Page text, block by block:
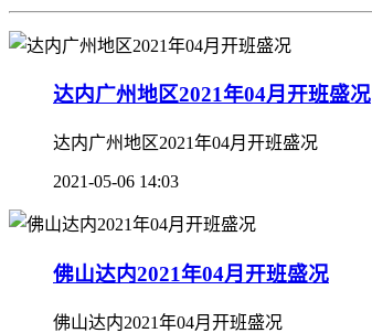
达内广州地区2021年04月开班盛况
达内广州地区2021年04月开班盛况
2021-05-06 14:03
佛山达内2021年04月开班盛况
佛山达内2021年04月开班盛况